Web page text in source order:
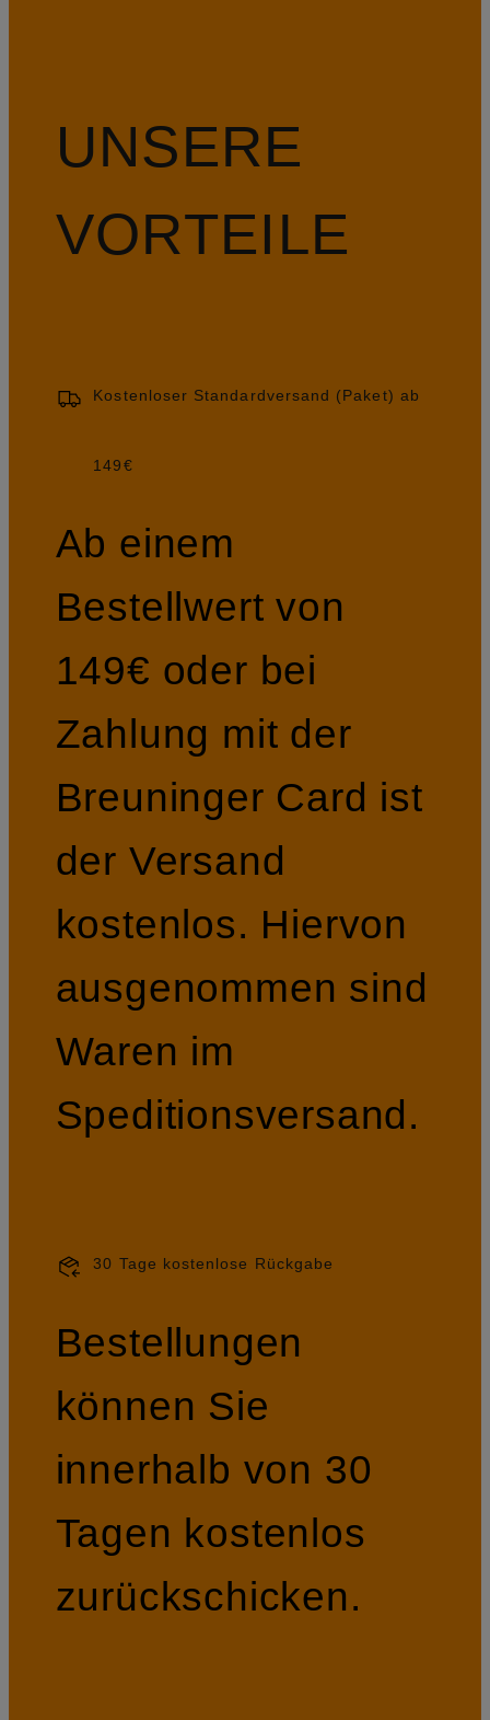
UNSERE
VORTEILE
Kostenloser Standardversand (Paket) ab
149€
Ab einem
Bestellwert von
149€ oder bei
Zahlung mit der
Breuninger Card ist
der Versand
kostenlos. Hiervon
ausgenommen sind
Waren im
Speditionsversand.
30 Tage kostenlose Rückgabe
Bestellungen
können Sie
innerhalb von 30
Tagen kostenlos
zurückschicken.